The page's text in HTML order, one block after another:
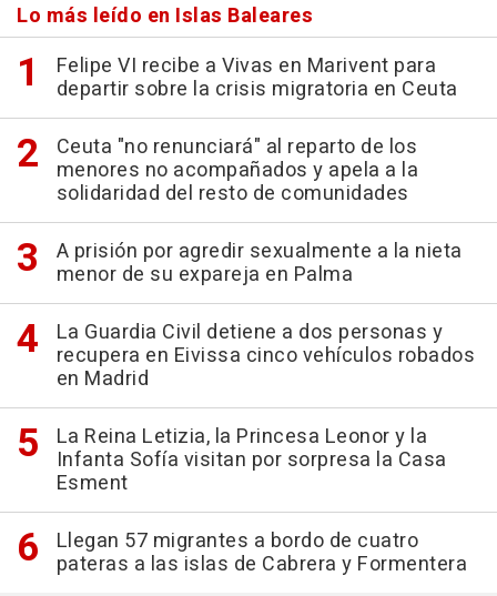
Lo más leído en Islas Baleares
Felipe VI recibe a Vivas en Marivent para
departir sobre la crisis migratoria en Ceuta
Ceuta "no renunciará" al reparto de los
menores no acompañados y apela a la
solidaridad del resto de comunidades
A prisión por agredir sexualmente a la nieta
menor de su expareja en Palma
La Guardia Civil detiene a dos personas y
recupera en Eivissa cinco vehículos robados
en Madrid
La Reina Letizia, la Princesa Leonor y la
Infanta Sofía visitan por sorpresa la Casa
Esment
Llegan 57 migrantes a bordo de cuatro
pateras a las islas de Cabrera y Formentera